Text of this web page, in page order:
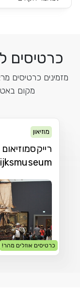
כרטיסים
מזמינים כרטיסים
מקום
מוזיאון
כרטיסים אוזלים מהר!